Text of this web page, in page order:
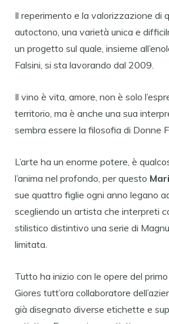
Il reperimento e la valorizzazione di
autoctono, una varietà unica e
un progetto sul quale, insieme
Falsini, si sta lavorando dal 2009.
Il vino è vita, amore, non è solo
territorio, ma è anche una sua
sembra essere la filosofia di Donne
L’arte ha un enorme potere, è
l’anima nel profondo, per questo
sue quattro figlie ogni anno legano
scegliendo un artista che interpreti
stilistico distintivo una serie di
limitata.
Tutto ha inizio con le opere del
Giores tutt’ora collaboratore
già disegnato diverse etichette e